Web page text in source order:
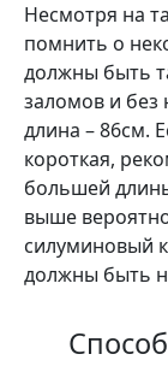
Несмотря на
помнить о
должны быть
заломов и
длина – 86см.
короткая,
большей
выше
силуминовый
должны быть